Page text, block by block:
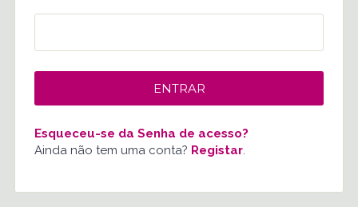
Esqueceu-se da Senha de acesso?
Ainda não tem uma conta? Registar.